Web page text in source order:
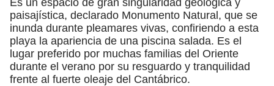
paisajística, declarado Monumento Natural, que se
inunda durante pleamares vivas, confiriendo a esta
playa la apariencia de una piscina salada. Es el
lugar preferido por muchas familias del Oriente
durante el verano por su resguardo y tranquilidad
frente al fuerte oleaje del Cantábrico.